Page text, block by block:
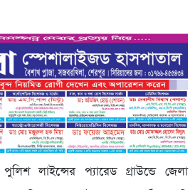
লাইন্সের প্যারেড গ্রাউন্ডে জেলা